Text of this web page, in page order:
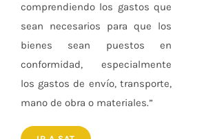
comprendiendo los gastos que
sean necesarios para que los
bienes sean puestos en
conformidad, especialmente
los gastos de envío, transporte,
mano de obra o materiales.”